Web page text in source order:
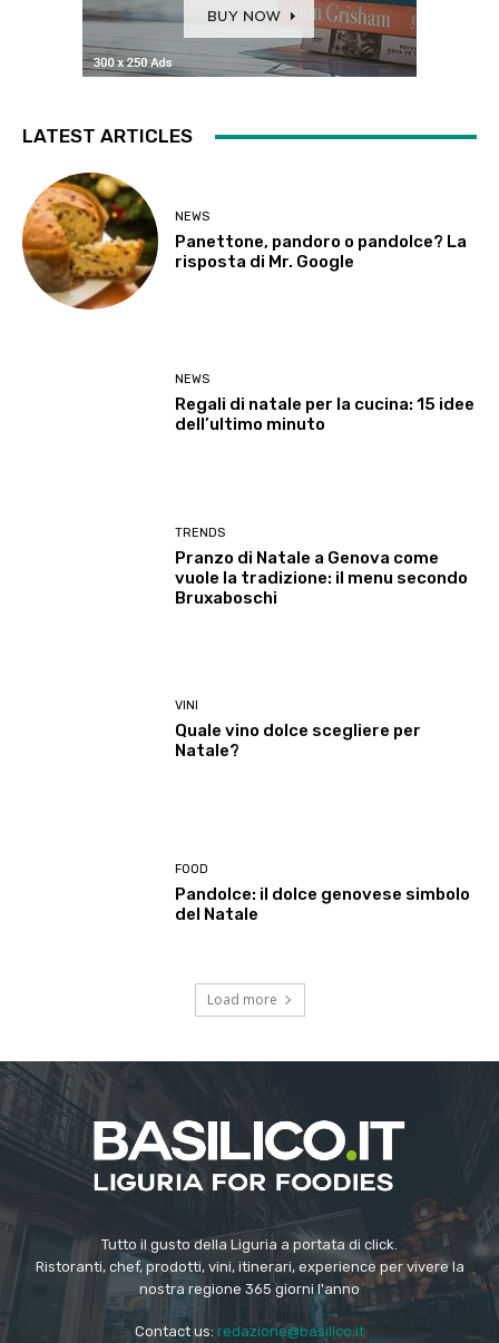
LATEST ARTICLES
NEWS
Panettone, pandoro o pandolce? La
risposta di Mr. Google
NEWS
Regali di natale per la cucina: 15 idee
dell’ultimo minuto
TRENDS
Pranzo di Natale a Genova come
vuole la tradizione: il menu secondo
Bruxaboschi
VINI
Quale vino dolce scegliere per
Natale?
FOOD
Pandolce: il dolce genovese simbolo
del Natale
Load more
Tutto il gusto della Liguria a portata di click.
Ristoranti, chef, prodotti, vini, itinerari, experience per vivere la
nostra regione 365 giorni l'anno
Contact us: redazione@basilico.it